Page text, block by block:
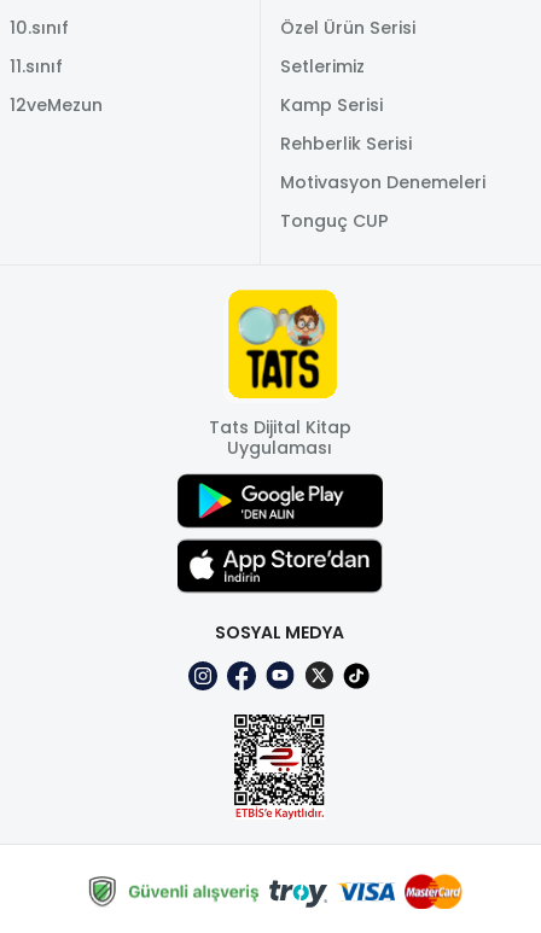
10.sınıf
11.sınıf
12veMezun
Özel Ürün Serisi
Setlerimiz
Kamp Serisi
Rehberlik Serisi
Motivasyon Denemeleri
Tonguç CUP
Tats Dijital Kitap
Uygulaması
SOSYAL MEDYA